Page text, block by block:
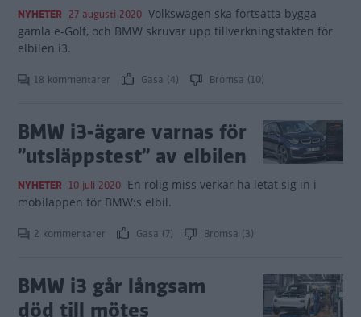
NYHETER 27 augusti 2020 Volkswagen ska fortsätta bygga
gamla e-Golf, och BMW skruvar upp tillverkningstakten för
elbilen i3.
18 kommentarer Gasa (4) Bromsa (10)
BMW i3-ägare varnas för
”utsläppstest” av elbilen
NYHETER 10 juli 2020 En rolig miss verkar ha letat sig in i
mobilappen för BMW:s elbil.
2 kommentarer Gasa (7) Bromsa (3)
BMW i3 går långsam
död till mötes